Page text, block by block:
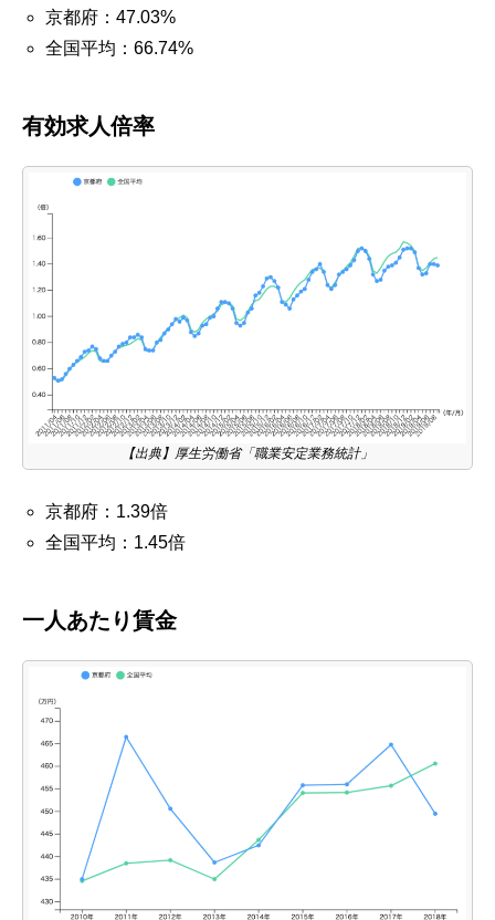
京都府：47.03%
全国平均：66.74%
有効求人倍率
【出典】厚生労働省「職業安定業務統計」
京都府：1.39倍
全国平均：1.45倍
一人あたり賃金